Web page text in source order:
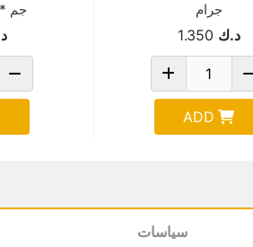
جرام
د.ك 1.350
ADD
جم *6 Pack Of 6
سياسات